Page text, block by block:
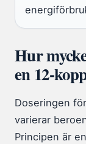
Hur
en 12-
Doseringen
varierar
Principen är